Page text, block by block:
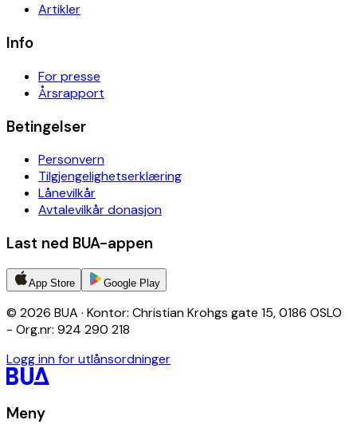
Artikler
Info
For presse
Årsrapport
Betingelser
Personvern
Tilgjengelighetserklæring
Lånevilkår
Avtalevilkår donasjon
Last ned BUA-appen
App Store Google Play
© 2026 BUA · Kontor: Christian Krohgs gate 15, 0186 OSLO
- Org.nr: 924 290 218
Logg inn for utlånsordninger
Meny